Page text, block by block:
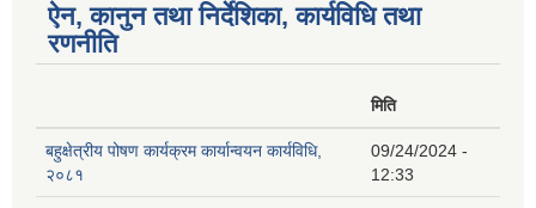
ऐन, कानुन तथा निर्देशिका, कार्यविधि तथा
रणनीति
मिति
बहुक्षेत्रीय पोषण कार्यक्रम कार्यान्वयन कार्यविधि,
२०८१
09/24/2024 -
12:33